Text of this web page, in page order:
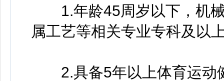
1.年龄45周岁以下，机械
属工艺等相关专业专科及以
2.具备5年以上体育运动